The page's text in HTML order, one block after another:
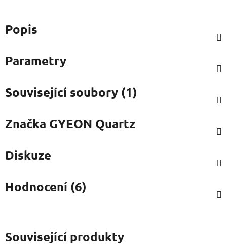
Popis
Parametry
Související soubory (1)
Značka GYEON Quartz
Diskuze
Hodnocení (6)
Související produkty